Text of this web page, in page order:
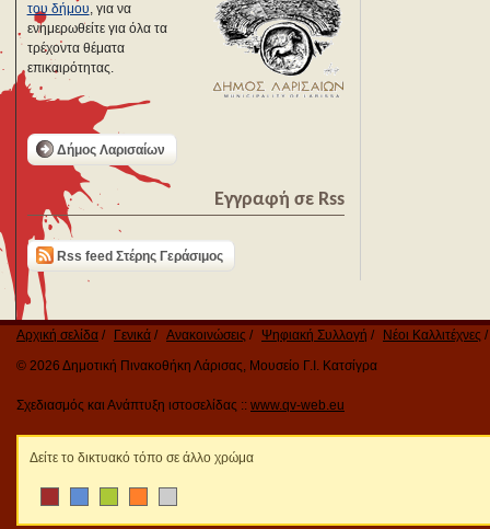
του δήμου, για να
ενημερωθείτε για όλα τα
τρέχοντα θέματα
επικαιρότητας.
Δήμος Λαρισαίων
Εγγραφή σε Rss
Rss feed Στέρης Γεράσιμος
Αρχική σελίδα Γενικά Ανακοινώσεις Ψηφιακή Συλλογή
Νέοι Καλλιτέχνες
© 2026 Δημοτική Πινακοθήκη Λάρισας, Μουσείο Γ.Ι. Κατσίγρα
Σχεδιασμός και Ανάπτυξη ιστοσελίδας :: www.qv-web.eu
Δείτε το δικτυακό τόπο σε άλλο χρώμα